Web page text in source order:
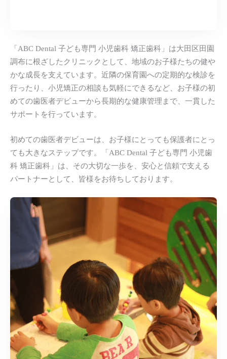
「ABC Dental 子ども専門 小児歯科 矯正歯科」は大田区田園
調布に根ざしたクリニックとして、地域のお子様たちの健や
かな成長を支えています。近隣の保育園への定期的な検診を
行ったり、小児矯正の相談も気軽にできるなど、お子様の初
めての歯医者デビューから長期的な健康管理まで、一貫した
サポートを行っています。
初めての歯医者デビューは、お子様にとっても保護者にとっ
ても大きなステップです。「ABC Dental 子ども専門 小児歯
科 矯正歯科」は、その大切な一歩を、安心と信頼で支える
パートナーとして、皆様をお待ちしております。